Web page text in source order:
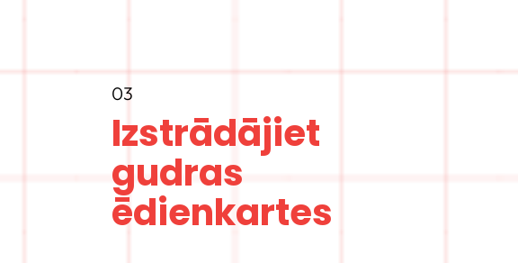
03
Izstrādājiet
gudras
ēdienkartes